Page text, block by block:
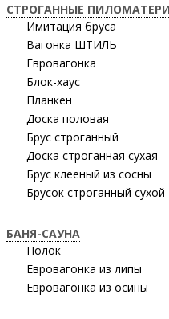
СТРОГАННЫЕ
Имитация бруса
Вагонка ШТИЛЬ
Евровагонка
Блок-хаус
Планкен
Доска половая
Брус строганный
Доска строганная сухая
Брус клееный из сосны
Брусок строганный сухой
БАНЯ-САУНА
Полок
Евровагонка из липы
Евровагонка из осины